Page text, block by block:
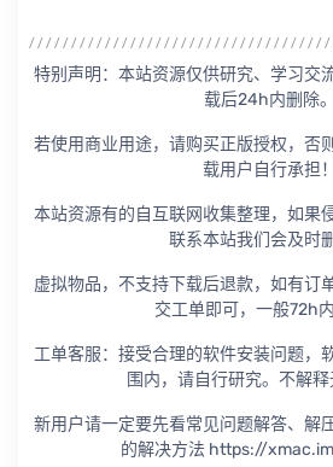
特别声明：本站资源仅供研究、学习交
载后24h内删除。
若使用商业用途，请购买正版授权，否
载用户自行承担！
本站资源有的自互联网收集整理，如果
联系本站我们会及时删
虚拟物品，不支持下载后退款，如有订
交工单即可，一般72h内
工单客服：接受合理的软件安装问题，
围内，请自行研究。不解释
新用户请一定要先看常见问题解答、解
的解决方法 https://